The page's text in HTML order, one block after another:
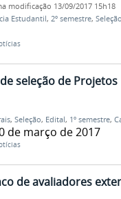
modificação 13/09/2017 15h18
Estudantil, 2º semestre, Seleção
seleção de
, Seleção, Edital, 1º semestre,
de março de 2017
de avaliadores